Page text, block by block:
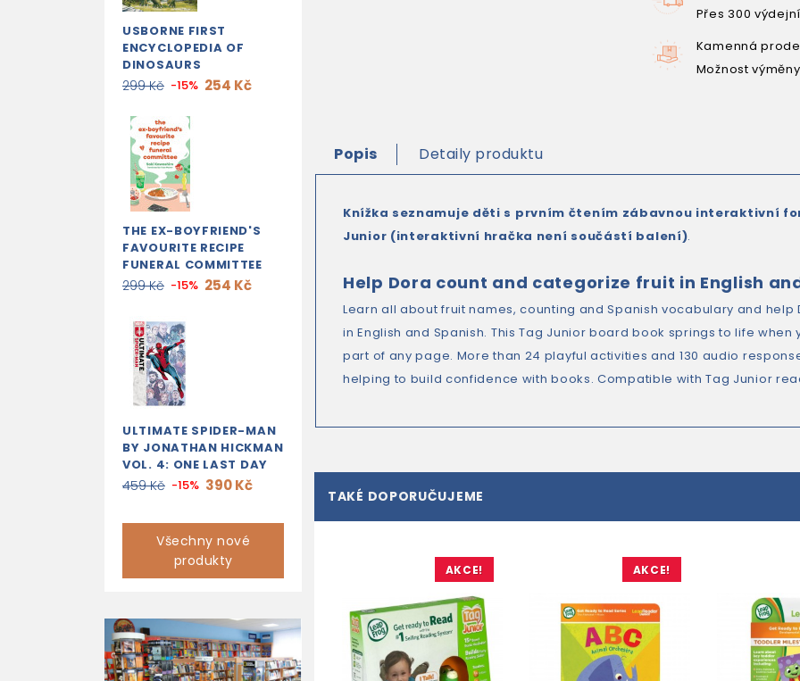
USBORNE FIRST
ENCYCLOPEDIA OF
DINOSAURS
299 Kč -15% 254 Kč
THE EX-BOYFRIEND'S
FAVOURITE RECIPE
FUNERAL COMMITTEE
299 Kč -15% 254 Kč
ULTIMATE SPIDER-MAN
BY JONATHAN HICKMAN
VOL. 4: ONE LAST DAY
459 Kč -15% 390 Kč
Všechny nové
produkty
Přes 300
Kamenná
Možnost
Popis Detaily produktu
Knížka seznamuje děti s prvním čtením zábavnou interaktivní
Junior (interaktivní hračka není součástí balení).
Help Dora count and categorize fruit in English
Learn all about fruit names, counting and Spanish vocabulary and
in English and Spanish. This Tag Junior board book springs to life
part of any page. More than 24 playful activities and 130 audio
helping to build confidence with books. Compatible with Tag Junior
TAKÉ DOPORUČUJEME
AKCE! AKCE!